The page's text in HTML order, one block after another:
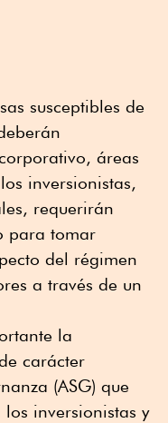
susceptibles de
áreas
inversionistas,
requerirán
para tomar
del régimen
a través de un
la
carácter
(ASG) que
inversionistas y